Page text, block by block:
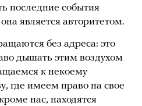
последние события
является авторитетом.
без адреса: это
дышать этим воздухом
к некоему
где имеем право на свое
нас, находятся